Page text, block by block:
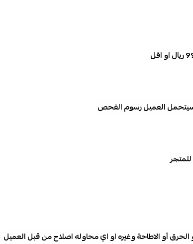
سيتحمل العميل رسوم الفحص
الحرق أو الاطاحة وغيره او اي محاوله اصلاح من قبل العميل